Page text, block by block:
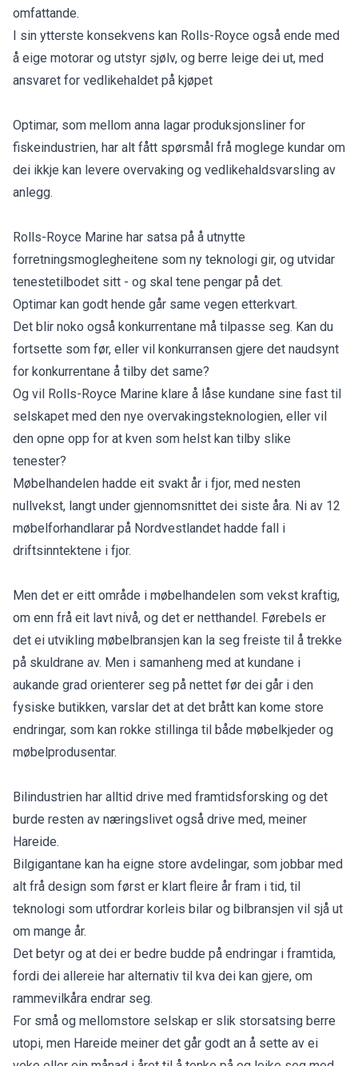
omfattande.
I sin ytterste konsekvens kan Rolls-Royce også ende med
å eige motorar og utstyr sjølv, og berre leige dei ut, med
ansvaret for vedlikehaldet på kjøpet
Optimar, som mellom anna lagar produksjonsliner for
fiskeindustrien, har alt fått spørsmål frå moglege kundar om
dei ikkje kan levere overvaking og vedlikehaldsvarsling av
anlegg.
Rolls-Royce Marine har satsa på å utnytte
forretningsmoglegheitene som ny teknologi gir, og utvidar
tenestetilbodet sitt - og skal tene pengar på det.
Optimar kan godt hende går same vegen etterkvart.
Det blir noko også konkurrentane må tilpasse seg. Kan du
fortsette som før, eller vil konkurransen gjere det naudsynt
for konkurrentane å tilby det same?
Og vil Rolls-Royce Marine klare å låse kundane sine fast til
selskapet med den nye overvakingsteknologien, eller vil
den opne opp for at kven som helst kan tilby slike
tenester?
Møbelhandelen hadde eit svakt år i fjor, med nesten
nullvekst, langt under gjennomsnittet dei siste åra. Ni av 12
møbelforhandlarar på Nordvestlandet hadde fall i
driftsinntektene i fjor.
Men det er eitt område i møbelhandelen som vekst kraftig,
om enn frå eit lavt nivå, og det er netthandel. Førebels er
det ei utvikling møbelbransjen kan la seg freiste til å trekke
på skuldrane av. Men i samanheng med at kundane i
aukande grad orienterer seg på nettet før dei går i den
fysiske butikken, varslar det at det brått kan kome store
endringar, som kan rokke stillinga til både møbelkjeder og
møbelprodusentar.
Bilindustrien har alltid drive med framtidsforsking og det
burde resten av næringslivet også drive med, meiner
Hareide.
Bilgigantane kan ha eigne store avdelingar, som jobbar med
alt frå design som først er klart fleire år fram i tid, til
teknologi som utfordrar korleis bilar og bilbransjen vil sjå ut
om mange år.
Det betyr og at dei er bedre budde på endringar i framtida,
fordi dei allereie har alternativ til kva dei kan gjere, om
rammevilkåra endrar seg.
For små og mellomstore selskap er slik storsatsing berre
utopi, men Hareide meiner det går godt an å sette av ei